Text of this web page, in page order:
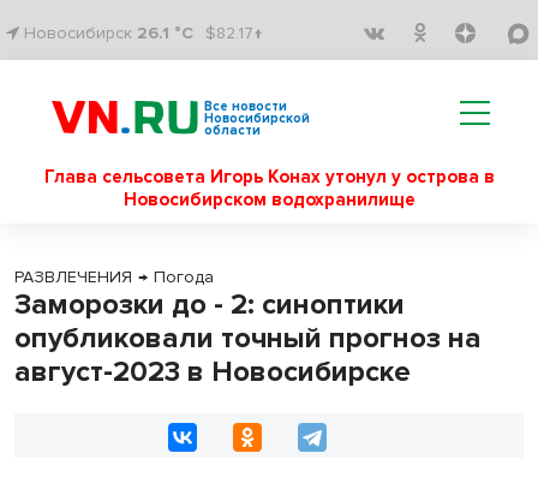
Новосибирск 26.1 °C $82.17↑
Все новости
Новосибирской
области
Глава сельсовета Игорь Конах утонул у острова в
Новосибирском водохранилище
РАЗВЛЕЧЕНИЯ → Погода
Заморозки до - 2: синоптики
опубликовали точный прогноз на
август-2023 в Новосибирске